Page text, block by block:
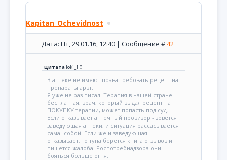
Kapitan_Ochevidnost
Дата: Пт, 29.01.16, 12:40 | Сообщение #42
Цитата loki_1 ()
В аптеке не имеют права требовать рецепт на
препараты арвт.
Я уже не раз писал. Терапия в нашей стране
бесплатная, врач, который выдал рецепт на
ПОКУПКУ терапии, может попасть под суд.
Если отказывает аптечный провизор - зовётся
заведующая аптеки, и ситуация рассасывается
сама- собой. Если же и заведующая
отказывает, то тупа берётся книга отзывов и
пишется жалоба. Роспотребнадзора они
бояться больше огня.